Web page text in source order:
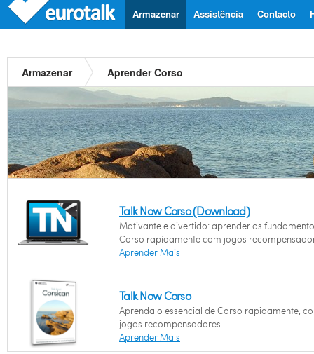
Contacto
Assistência
Armazenar
Armazenar Aprender Corso
Talk Now Corso (Download)
Motivante e divertido: aprender os
Corso rapidamente com jogos
Aprender Mais
Talk Now Corso
Aprenda o essencial de Corso rapidamente,
jogos recompensadores.
Aprender Mais